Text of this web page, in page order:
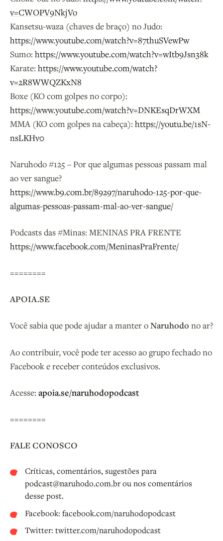
v=CWOPV9NkjVo
Kansetsu-waza (chaves de braço) no Judo:
https://www.youtube.com/watch?v=87thuSVewPw
Sumo: https://www.youtube.com/watch?v=wItb9Jsn38k
Karate: https://www.youtube.com/watch?
v=2R8WWQZKxN8
Boxe (KO com golpes no corpo):
https://www.youtube.com/watch?v=DNKEsqDrWXM
MMA (KO com golpes na cabeça): https://youtu.be/1sN-
nsLKHv0
Naruhodo #125 – Por que algumas pessoas passam mal
ao ver sangue?
https://www.b9.com.br/89297/naruhodo-125-por-que-
algumas-pessoas-passam-mal-ao-ver-sangue/
Podcasts das #Minas: MENINAS PRA FRENTE
https://www.facebook.com/MeninasPraFrente/
========
APOIA.SE
Você sabia que pode ajudar a manter oNaruhodo no ar?
Ao contribuir, você pode ter acesso ao grupo fechado no
Facebook e receber conteúdos exclusivos.
Acesse: apoia.se/naruhodopodcast
========
FALE CONOSCO
Críticas, comentários, sugestões para
podcast@naruhodo.com.brou nos comentários
desse post.
Facebook: facebook.com/naruhodopodcast
Twitter: twitter.com/naruhodopodcast